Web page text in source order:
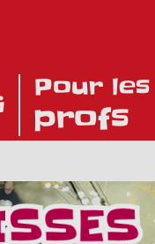
Pour les
profs